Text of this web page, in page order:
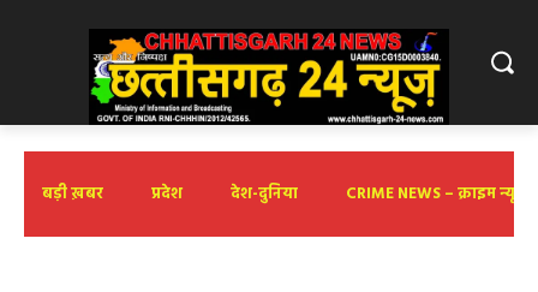
बड़ी ख़बर प्रदेश देश-दुनिया CRIME NEWS – क्राइम न्यूज़